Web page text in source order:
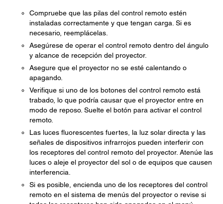
Compruebe que las pilas del control remoto estén
instaladas correctamente y que tengan carga. Si es
necesario, reemplácelas.
Asegúrese de operar el control remoto dentro del ángulo
y alcance de recepción del proyector.
Asegure que el proyector no se esté calentando o
apagando.
Verifique si uno de los botones del control remoto está
trabado, lo que podría causar que el proyector entre en
modo de reposo. Suelte el botón para activar el control
remoto.
Las luces fluorescentes fuertes, la luz solar directa y las
señales de dispositivos infrarrojos pueden interferir con
los receptores del control remoto del proyector. Atenúe las
luces o aleje el proyector del sol o de equipos que causen
interferencia.
Si es posible, encienda uno de los receptores del control
remoto en el sistema de menús del proyector o revise si